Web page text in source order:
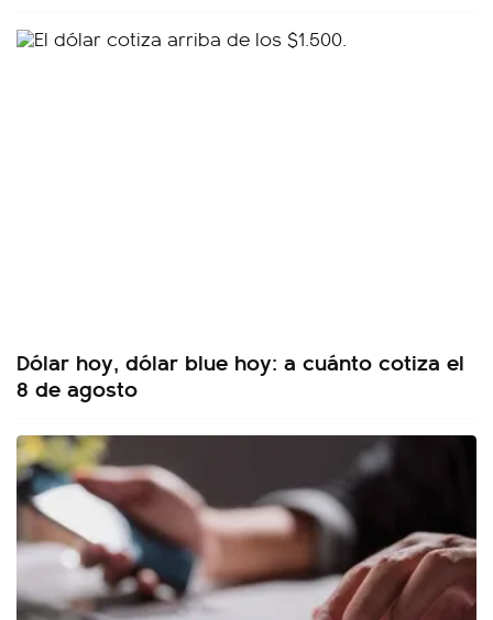
Dólar hoy, dólar blue hoy: a cuánto cotiza el
8 de agosto